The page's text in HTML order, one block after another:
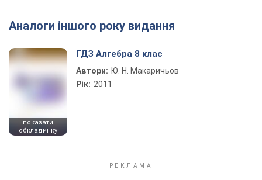
Play Video
Аналоги іншого року видання
показати
обкладинку
ГДЗ Алгебра 8 клас
Автори: Ю. Н. Макаричьов
Рік: 2011